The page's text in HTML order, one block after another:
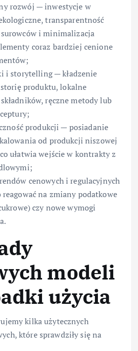
rozwój — inwestycje w
transparentność
i minimalizacja
coraz bardziej cenione
i storytelling — kładzenie
produktu, lokalne
ręczne metody lub
produkcji — posiadanie
od produkcji niszowej
ułatwia wejście w kontrakty z
cenowych i regulacyjnych
na zmiany podatkowe
czy nowe wymogi
modeli
użycia
kilka użytecznych
które sprawdziły się na